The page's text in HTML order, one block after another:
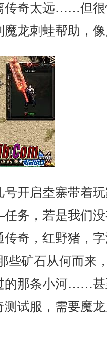
传奇太远……但很
龙刺蛙帮助，
开启坴寨带着
务，若是我们没
奇，红野猪，
些矿石从何而来
的那条小河……甚
试服，需要魔